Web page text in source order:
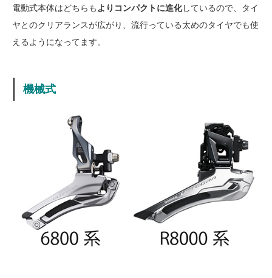
電動式本体はどちらも よりコンパクトに進化しているので、タイ
ヤとのクリアランスが広がり、流行っている太めのタイヤでも使
えるようになってます。
機械式